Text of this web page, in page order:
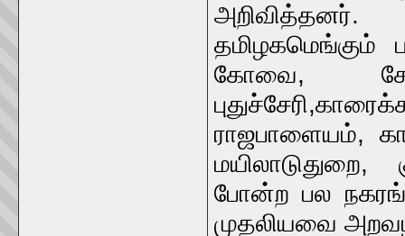
தமிழகமெங்கும்
கோவை,
ராஜபாளையம்,
மயிலாடுதுறை,
போன்ற பல
முதலியவை